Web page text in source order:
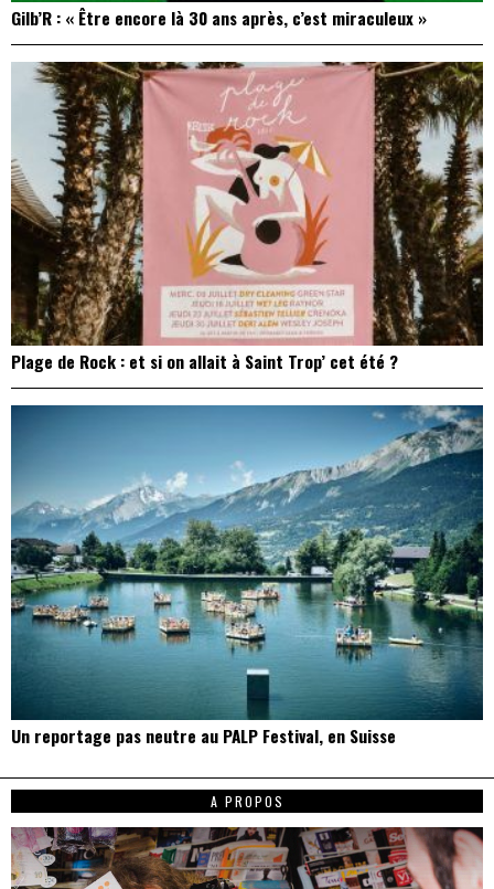
Gilb’R : « Être encore là 30 ans après, c’est miraculeux »
Plage de Rock : et si on allait à Saint Trop’ cet été ?
Un reportage pas neutre au PALP Festival, en Suisse
A PROPOS